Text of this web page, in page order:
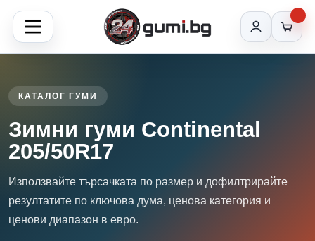
КАТАЛОГ ГУМИ
Зимни гуми Continental
205/50R17
Използвайте търсачката по размер и дофилтрирайте
резултатите по ключова дума, ценова категория и
ценови диапазон в евро.